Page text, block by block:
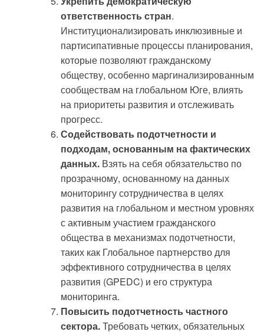
ответственность стран.
Институционализировать инклюзивные и
партисипативные процессы планирования,
которые позволяют гражданскому
обществу, особенно маргинализированным
сообществам на глобальном Юге, влиять
на приоритеты развития и отслеживать
прогресс.
Содействовать подотчетности и
подходам, основанным на фактических
данных. Взять на себя обязательство по
прозрачному, основанному на данных
мониторингу сотрудничества в целях
развития на глобальном и местном уровнях
с активным участием гражданского
общества в механизмах подотчетности,
таких как Глобальное партнерство для
эффективного сотрудничества в целях
развития (GPEDC) и его структура
мониторинга.
Повысить подотчетность частного
сектора.Требовать четких, обязательных